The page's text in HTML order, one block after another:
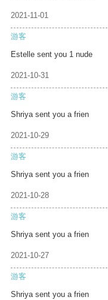
2021-11-01
游客
Estelle sent you 1 nude
2021-10-31
游客
Shriya sent you a frien
2021-10-29
游客
Shriya sent you a frien
2021-10-28
游客
Shriya sent you a frien
2021-10-27
游客
Shriya sent you a frien